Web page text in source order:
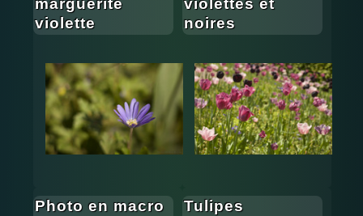
marguerite
violette
violettes et
noires
Photo en macro
Tulipes